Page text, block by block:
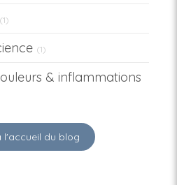
(1)
(1)
& inflammations
l'accueil du blog